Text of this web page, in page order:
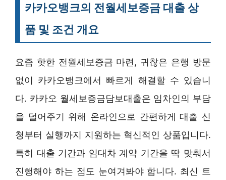
카카오뱅크의 전월세보증금 대출 상
품 및 조건 개요
요즘 핫한 전월세보증금 마련, 귀찮은 은행 방문
없이 카카오뱅크에서 빠르게 해결할 수 있습니
다. 카카오 월세보증금담보대출은 임차인의 부담
을 덜어주기 위해 온라인으로 간편하게 대출 신
청부터 실행까지 지원하는 혁신적인 상품입니다.
특히 대출 기간과 임대차 계약 기간을 딱 맞춰서
진행해야 하는 점도 눈여겨봐야 합니다. 최신 트